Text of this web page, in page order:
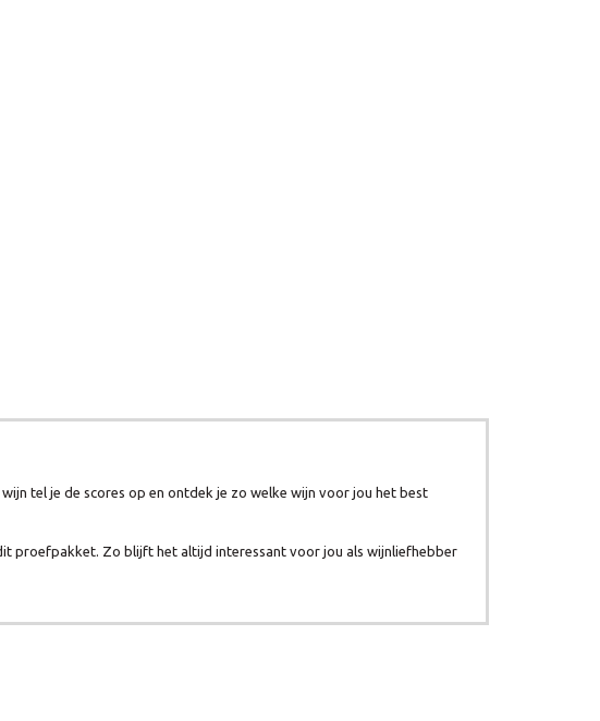
tel je de scores op en ontdek je zo welke wijn voor jou het best
proefpakket. Zo blijft het altijd interessant voor jou als wijnliefhebber